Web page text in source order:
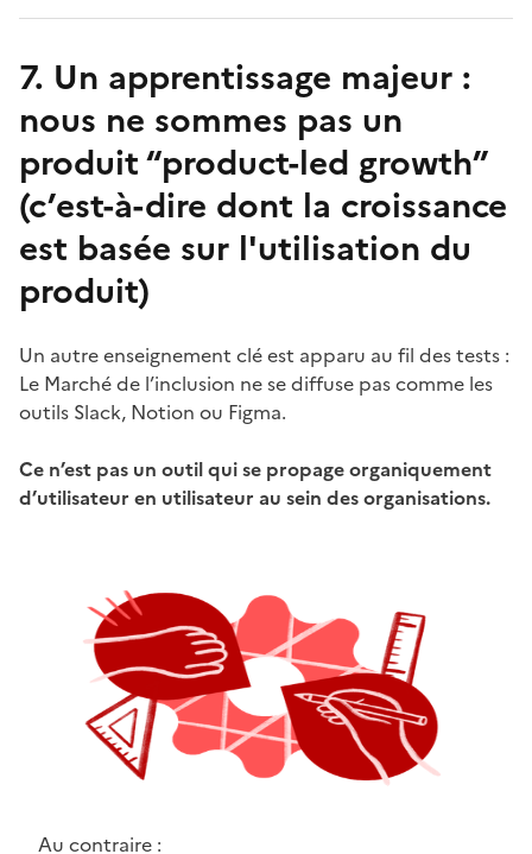
7. Un apprentissage majeur :
nous ne sommes pas un
produit “product-led growth”
(c’est-à-dire dont la croissance
est basée sur l'utilisation du
produit)
Un autre enseignement clé est apparu au fil des tests :
Le Marché de l’inclusion ne se diffuse pas comme les
outils Slack, Notion ou Figma.
Ce n’est pas un outil qui se propage organiquement
d’utilisateur en utilisateur au sein des organisations.
Au contraire :